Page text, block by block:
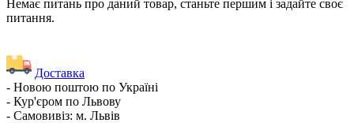
Немає питань про даний товар, станьте першим і задайте своє
питання.
Доставка
- Новою поштою по Україні
- Кур'єром по Львову
- Самовивіз: м. Львів